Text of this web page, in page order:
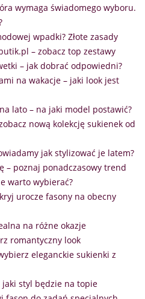
wymaga świadomego wyboru.
wpadki? Złote zasady
– zobacz top zestawy
– jak dobrać odpowiedni?
na wakacje – jaki look jest
lato – na jaki model postawić?
nową kolekcję sukienek od
jak stylizować je latem?
– poznaj ponadczasowy trend
warto wybierać?
urocze fasony na obecny
na różne okazje
romantyczny look
eleganckie sukienki z
styl będzie na topie